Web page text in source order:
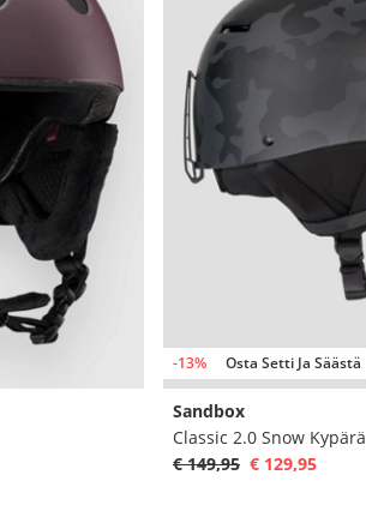
-13% Osta Setti Ja Säästä
Sandbox
Classic 2.0 Snow Kypärä
€ 149,95 € 129,95